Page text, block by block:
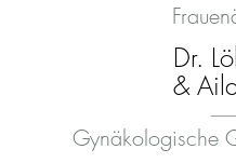
Dr.
&
Gynäkologische